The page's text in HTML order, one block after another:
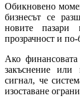
Обикновено
бизнесът се
новите пазари
прозрачност и по-
Ако
закъснение или
сигнал, че
изоставане